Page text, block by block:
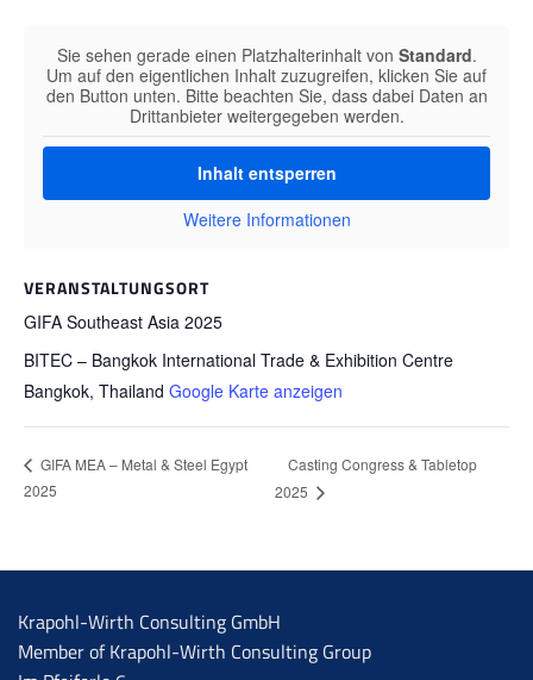
VERANSTALTUNGSORT
GIFA Southeast Asia 2025
BITEC – Bangkok International Trade & Exhibition Centre
Bangkok, Thailand Google Karte anzeigen
Sie sehen gerade einen Platzhalterinhalt von Standard.
Um auf den eigentlichen Inhalt zuzugreifen, klicken Sie auf
den Button unten. Bitte beachten Sie, dass dabei Daten an
Drittanbieter weitergegeben werden.
Inhalt entsperren
Weitere Informationen
GIFA MEA – Metal & Steel Egypt
2025
Casting Congress & Tabletop
2025
Krapohl-Wirth Consulting GmbH
Member of Krapohl-Wirth Consulting Group